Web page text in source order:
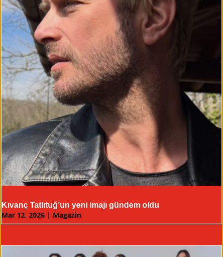
Kıvanç Tatlıtuğ’un yeni imajı gündem oldu
Mar 12, 2026 | Magazin